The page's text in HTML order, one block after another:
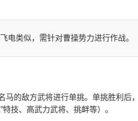
电类似，需针对曹操势力进行作战。
的敌方武将进行单挑。单挑胜利后，
技、高武力武将、挑衅等）。